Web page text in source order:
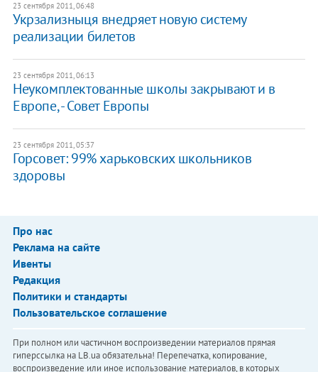
23 сентября 2011, 06:48
​Укрзализныця внедряет новую систему
реализации билетов
23 сентября 2011, 06:13
​Неукомплектованные школы закрывают и в
Европе, - Совет Европы
23 сентября 2011, 05:37
Горсовет: 99% харьковских школьников
здоровы
Про нас
Реклама на сайте
Ивенты
Редакция
Политики и стандарты
Пользовательское соглашение
При полном или частичном воспроизведении материалов прямая
гиперссылка на LB.ua обязательна! Перепечатка, копирование,
воспроизведение или иное использование материалов, в которых